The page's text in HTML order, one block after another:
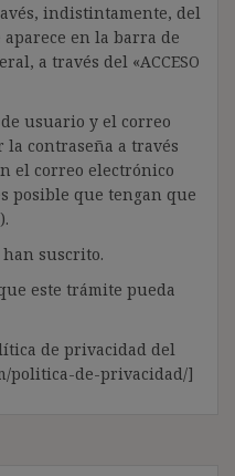
indistintamente, del
aparece en la barra de
a través del «ACCESO
usuario y el correo
contraseña a través
el correo electrónico
posible que tengan que
han suscrito.
este trámite pueda
de privacidad del
politica-de-privacidad/]